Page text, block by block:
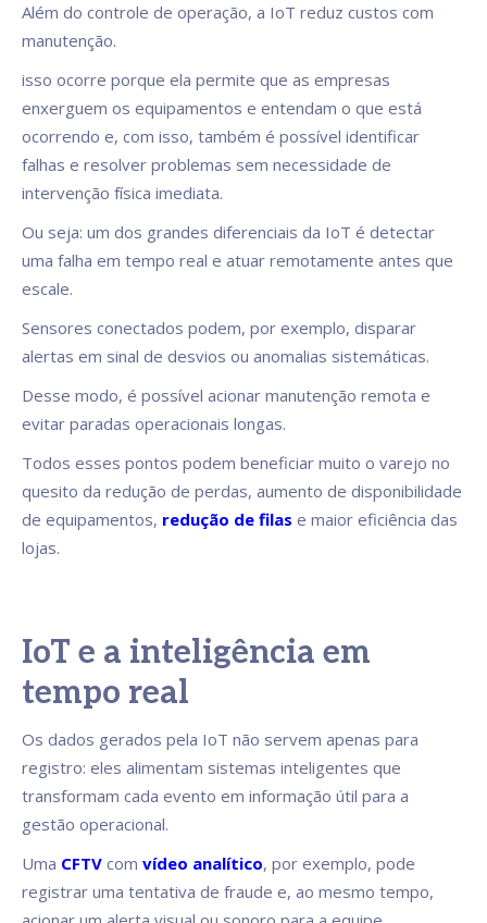
Além do controle de operação, a IoT reduz custos com
manutenção.
isso ocorre porque ela permite que as empresas
enxerguem os equipamentos e entendam o que está
ocorrendo e, com isso, também é possível identificar
falhas e resolver problemas sem necessidade de
intervenção física imediata.
Ou seja: um dos grandes diferenciais da IoT é detectar
uma falha em tempo real e atuar remotamente antes que
escale.
Sensores conectados podem, por exemplo, disparar
alertas em sinal de desvios ou anomalias sistemáticas.
Desse modo, é possível acionar manutenção remota e
evitar paradas operacionais longas.
Todos esses pontos podem beneficiar muito o varejo no
quesito da redução de perdas, aumento de disponibilidade
de equipamentos, redução de filas e maior eficiência das
lojas.
IoT e a inteligência em
tempo real
Os dados gerados pela IoT não servem apenas para
registro: eles alimentam sistemas inteligentes que
transformam cada evento em informação útil para a
gestão operacional.
Uma CFTV com vídeo analítico, por exemplo, pode
registrar uma tentativa de fraude e, ao mesmo tempo,